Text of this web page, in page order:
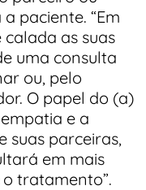
paciente. “Em
as suas
uma consulta
ou, pelo
O papel do (a)
e a
suas parceiras,
em mais
tratamento”.